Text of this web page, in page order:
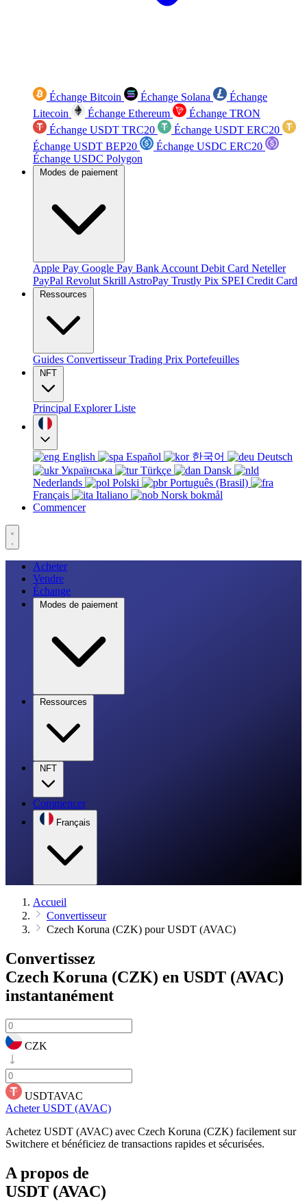
Échange Bitcoin Échange Solana
Échange
Litecoin
Échange Ethereum
Échange TRON
Échange USDT TRC20
Échange USDT ERC20
Échange USDT BEP20
Échange USDC ERC20
Échange USDC Polygon
Modes de paiement
Apple Pay Google Pay Bank Account Debit Card Neteller
PayPal Revolut Skrill AstroPay Trustly Pix SPEI Credit Card
Ressources
Guides ConvertisseurTrading Prix Portefeuilles
NFT
Principal ExplorerListe
English Español 한국어
Deutsch
Українська
Türkçe
Dansk
Nederlands
Polski
Português (Brasil)
Français
Italiano
Norsk bokmål
Commencer
Acheter
Vendre
Échange
Modes de paiement
Ressources
NFT
Commencer
Français
Accueil
Convertisseur
Czech Koruna (CZK) pour USDT (AVAC)
Convertissez
Czech Koruna (CZK) en USDT (AVAC)
instantanément
CZK
USDTAVAC
Acheter USDT (AVAC)
Achetez USDT (AVAC) avec Czech Koruna (CZK) facilement sur
Switchere et bénéficiez de transactions rapides et sécurisées.
A propos de
USDT (AVAC)